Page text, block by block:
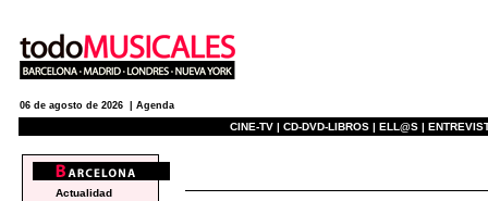
06 de agosto de 2026 | Agenda
CINE-TV | CD-DVD-LIBROS | ELL@S |
Actualidad